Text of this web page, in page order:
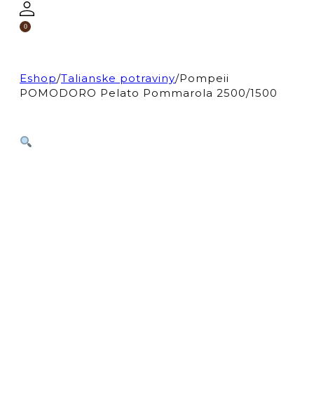
0
Eshop/Talianske potraviny/Pompeii
POMODORO Pelato Pommarola 2500/1500